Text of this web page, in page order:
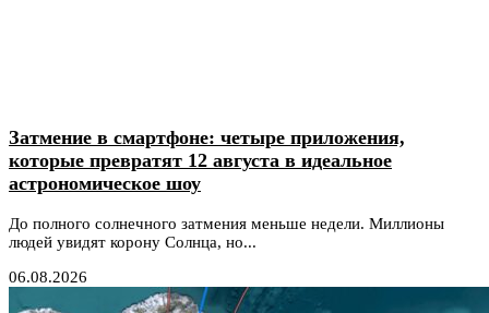
Затмение в смартфоне: четыре приложения,
которые превратят 12 августа в идеальное
астрономическое шоу
До полного солнечного затмения меньше недели. Миллионы
людей увидят корону Солнца, но...
06.08.2026